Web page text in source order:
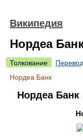
Википедия
Нордеа
Толкование
Перевод
Нордеа Банк
Нордеа Банк